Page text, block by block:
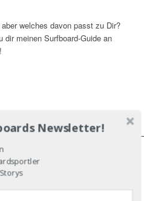
welches davon passt zu Dir?
dir meinen Surfboard-Guide an
Newsletter!